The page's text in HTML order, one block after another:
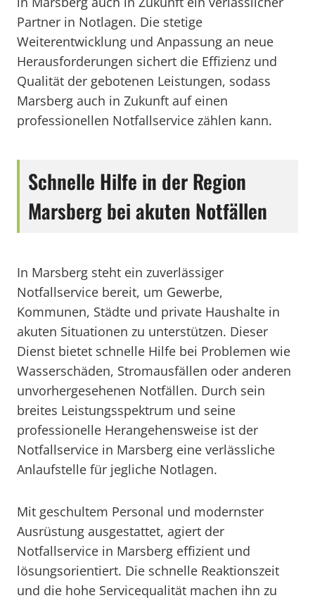
Partner in Notlagen. Die stetige
Weiterentwicklung und Anpassung an neue
Herausforderungen sichert die Effizienz und
Qualität der gebotenen Leistungen, sodass
Marsberg auch in Zukunft auf einen
professionellen Notfallservice zählen kann.
Schnelle Hilfe in der Region
Marsberg bei akuten Notfällen
In Marsberg steht ein zuverlässiger
Notfallservice bereit, um Gewerbe,
Kommunen, Städte und private Haushalte in
akuten Situationen zu unterstützen. Dieser
Dienst bietet schnelle Hilfe bei Problemen wie
Wasserschäden, Stromausfällen oder anderen
unvorhergesehenen Notfällen. Durch sein
breites Leistungsspektrum und seine
professionelle Herangehensweise ist der
Notfallservice in Marsberg eine verlässliche
Anlaufstelle für jegliche Notlagen.
Mit geschultem Personal und modernster
Ausrüstung ausgestattet, agiert der
Notfallservice in Marsberg effizient und
lösungsorientiert. Die schnelle Reaktionszeit
und die hohe Servicequalität machen ihn zu